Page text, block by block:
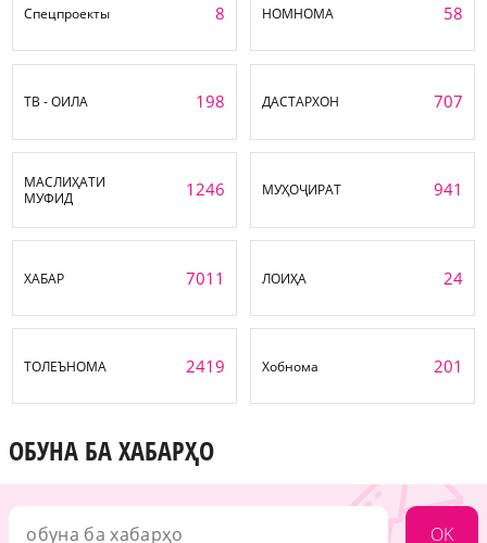
Спецпроекты 8 НОМНОМА 58
ТВ - ОИЛА 198 ДАСТАРХОН 707
МАСЛИҲАТИ
МУФИД
1246 МУҲОҶИРАТ 941
ХАБАР 7011 ЛОИҲА 24
ТОЛЕЪНОМА 2419 Хобнома 201
ОБУНА БА ХАБАРҲО
OK